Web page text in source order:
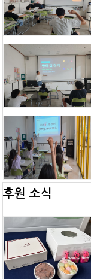
후원 소식